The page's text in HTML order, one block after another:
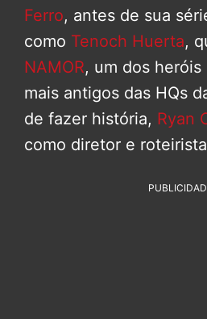
Ferro, antes de sua
como Tenoch Huerta,
NAMOR, um dos
mais antigos das HQs
de fazer história, Ryan
como diretor e